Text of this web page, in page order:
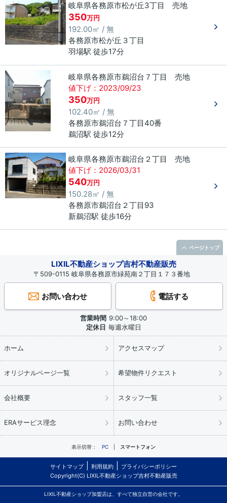
岐阜県各務原市松が丘3丁目 売地
350万円
192.00㎡ / 無
各務原市松が丘 ３丁目
羽場駅 徒歩17分
岐阜県各務原市鵜沼台７丁目 売地
値下げ：2023/09/23
350万円
102.40㎡ / 無
各務原市鵜沼台 ７丁目 40番
鵜沼駅 徒歩12分
岐阜県各務原市鵜沼台２丁目 売地
値下げ：2026/03/31
540万円
150.28㎡ / 無
各務原市鵜沼台 ２丁目 93
新鵜沼駅 徒歩16分
LIXIL不動産ショップ吉村不動産販売
〒509-0115 岐阜県各務原市緑苑南２丁目１７３番地
お問い合わせ 電話する
営業時間 9:00～18:00
定休日 毎週水曜日
ホーム アクセスマップ
オリジナルページ一覧 希望物件リクエスト
会社概要 スタッフ一覧
ERAサービス理念 お問い合わせ
表示切替： PC スマートフォン
サイトマップ 利用規約
プライバシーポリシー
Copyright(C) LIXIL不動産ショップ吉村不動産販売
LIXIL不動産ショップ加盟店は、すべて独立自営の会社です。
ページトップ